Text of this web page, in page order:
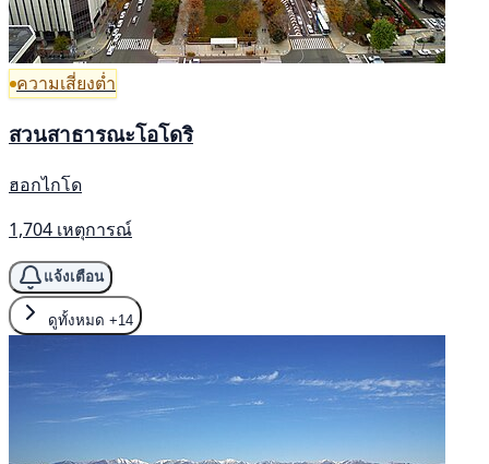
ความเสี่ยงต่ำ
สวนสาธารณะโอโดริ
ฮอกไกโด
1,704 เหตุการณ์
แจ้งเตือน
ดูทั้งหมด +14